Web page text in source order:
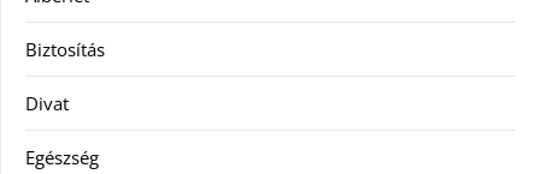
Biztosítás
Divat
Egészség